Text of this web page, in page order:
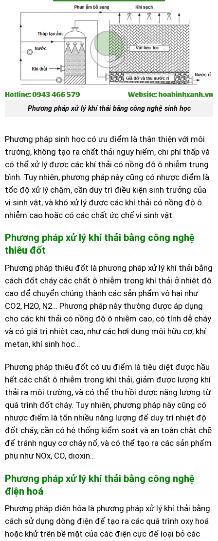
Phương pháp xử lý khí thải bằng công nghệ sinh học
Phương pháp sinh học có ưu điểm là thân thiện với môi
trường, không tạo ra chất thải nguy hiểm, chi phí thấp và
có thể xử lý được các khí thải có nồng độ ô nhiễm trung
bình. Tuy nhiên, phương pháp này cũng có nhược điểm là
tốc độ xử lý chậm, cần duy trì điều kiện sinh trưởng của
vi sinh vật, và khó xử lý được các khí thải có nồng độ ô
nhiễm cao hoặc có các chất ức chế vi sinh vật.
Phương pháp xử lý khí thải bằng công nghệ
thiêu đốt
Phương pháp thiêu đốt là phương pháp xử lý khí thải bằng
cách đốt cháy các chất ô nhiễm trong khí thải ở nhiệt độ
cao để chuyển chúng thành các sản phẩm vô hại như
CO2, H2O, N2… Phương pháp này thường được áp dụng
cho các khí thải có nồng độ ô nhiễm cao, có tính dễ cháy
và có giá trị nhiệt cao, như các hơi dung môi hữu cơ, khí
metan, khí sinh học…
Phương pháp thiêu đốt có ưu điểm là tiêu diệt được hầu
hết các chất ô nhiễm trong khí thải, giảm được lượng khí
thải ra môi trường, và có thể thu hồi được năng lượng từ
quá trình đốt cháy. Tuy nhiên, phương pháp này cũng có
nhược điểm là tốn nhiều năng lượng để duy trì nhiệt độ
đốt cháy, cần có hệ thống kiểm soát và an toàn chặt chẽ
để tránh nguy cơ cháy nổ, và có thể tạo ra các sản phẩm
phụ như NOx, CO, dioxin…
Phương pháp xử lý khí thải bằng công nghệ
điện hoá
Phương pháp điện hóa là phương pháp xử lý khí thải bằng
cách sử dụng dòng điện để tạo ra các quá trình oxy hoá
hoặc khử trên bề mặt của các điện cực để loại bỏ các